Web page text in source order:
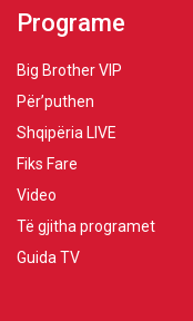
Programe
Big Brother VIP
Për’puthen
Shqipëria LIVE
Fiks Fare
Video
Të gjitha programet
Guida TV